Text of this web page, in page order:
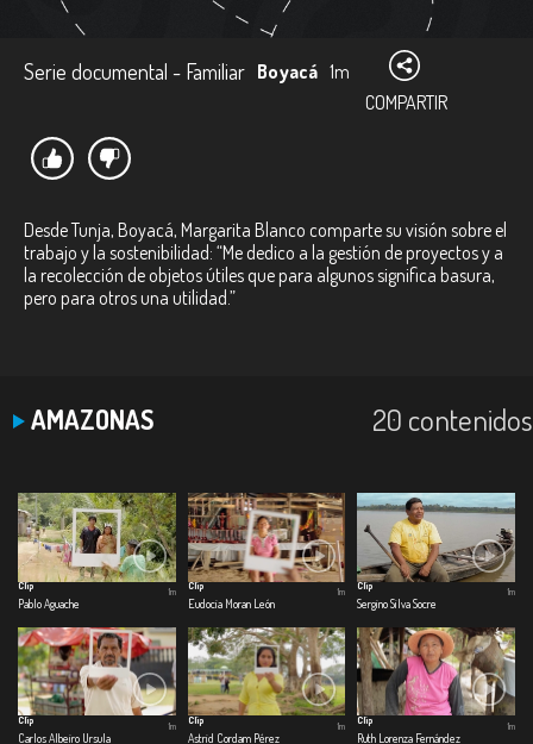
Serie documental - Familiar Boyacá 1m
COMPARTIR
Desde Tunja, Boyacá, Margarita Blanco comparte su visión sobre el
trabajo y la sostenibilidad: “Me dedico a la gestión de proyectos y a
la recolección de objetos útiles que para algunos significa basura,
pero para otros una utilidad.”
AMAZONAS 20 contenidos
Clip
Pablo Aguache
1m
Clip
Eudocia Moran León
1m
Clip
Sergino Silva Socre
1m
Clip
Carlos Albeiro Ursula
1m
Clip
Astrid Cordam Pérez
1m
Clip
Ruth Lorenza Fernández
1m